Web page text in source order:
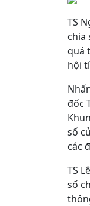
TS
chia
quá
hội
đốc
số
các
TS
số